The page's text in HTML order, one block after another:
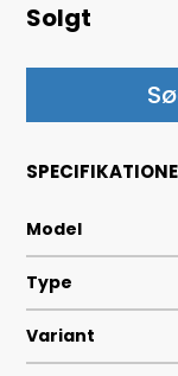
Solgt
Model
Type
Variant